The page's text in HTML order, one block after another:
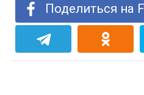
Поделиться на